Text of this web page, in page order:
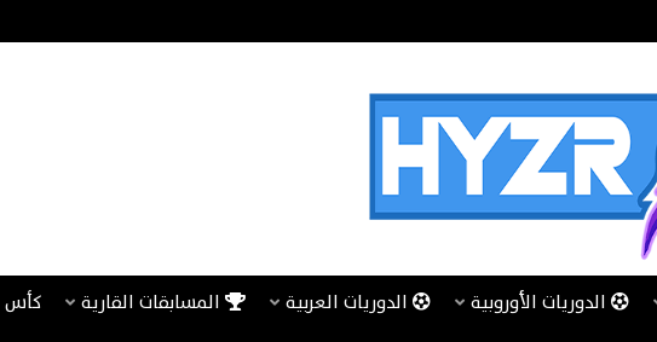
الدوريات الأوروبية الدوريات العربية المسابقات القارية كأس